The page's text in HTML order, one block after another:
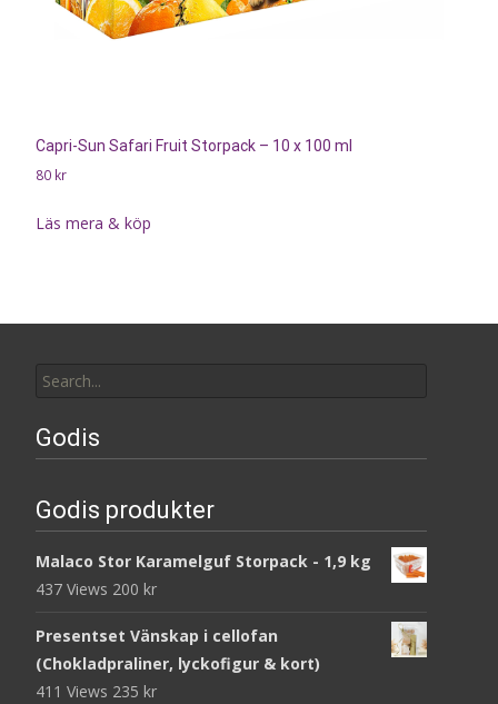
Capri-Sun Safari Fruit Storpack – 10 x 100 ml
80 kr
Läs mera & köp
for:
Godis
Godis produkter
Malaco Stor Karamelguf Storpack - 1,9 kg
437 Views 200 kr
Presentset Vänskap i cellofan
(Chokladpraliner, lyckofigur & kort)
411 Views 235 kr